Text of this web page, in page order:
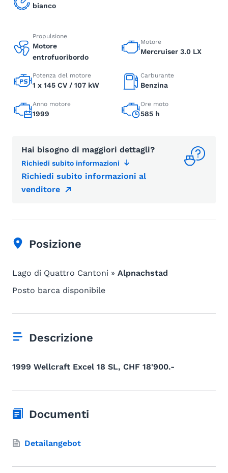
bianco
Propulsione
Motore
entrofuoribordo
Motore
Mercruiser 3.0 LX
Potenza del motore
1 x 145 CV / 107 kW
Carburante
Benzina
Anno motore
1999
Ore moto
585 h
Hai bisogno di maggiori dettagli?
Richiedi subito informazioni
Richiedi subito informazioni al
venditore
Posizione
Lago di Quattro Cantoni » Alpnachstad
Posto barca disponibile
Descrizione
1999 Wellcraft Excel 18 SL, CHF 18'900.-
Documenti
Detailangebot